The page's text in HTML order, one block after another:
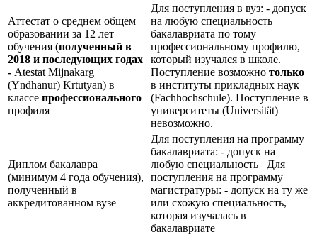
Аттестат о среднем общем
образовании за 12 лет
обучения (полученный в
2018 и последующих годах
- Atestat Mijnakarg
(Yndhanur) Krtutyan) в
классе профессионального
профиля
Для поступления в вуз: - допуск
на любую специальность
бакалавриата по тому
профессиональному профилю,
который изучался в школе.
Поступление возможно только
в институты прикладных наук
(Fachhochschule). Поступление в
университеты (Universität)
невозможно.
Диплом бакалавра
(минимум 4 года обучения),
полученный в
аккредитованном вузе
Для поступления на программу
бакалавриата: - допуск на
любую специальность Для
поступления на программу
магистратуры: - допуск на ту же
или схожую специальность,
которая изучалась в
бакалавриате